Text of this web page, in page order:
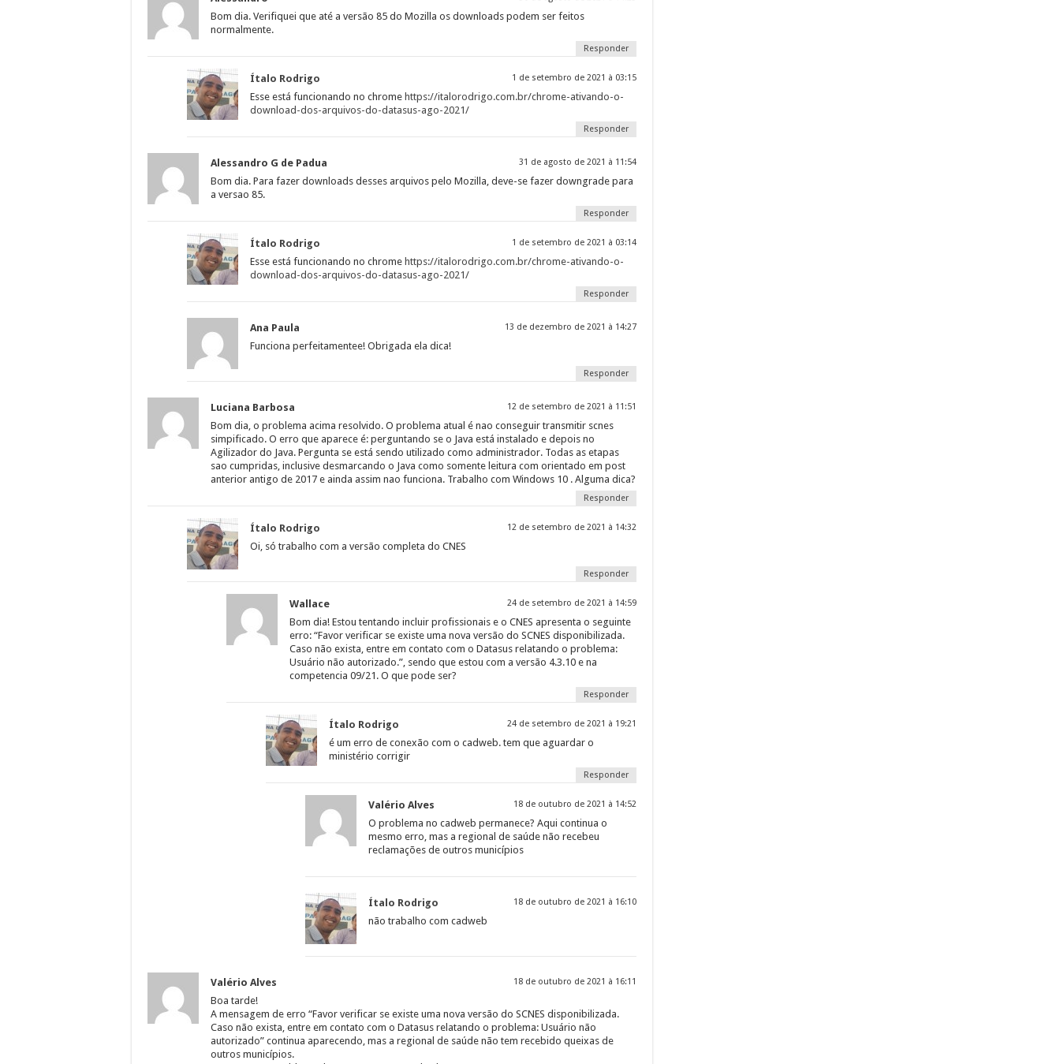
Bom dia. Verifiquei que até a versão 85 do Mozilla os downloads podem ser feitos
normalmente.
Responder
Ítalo Rodrigo 1 de setembro de 2021 à 03:15
Esse está funcionando no chrome https://italorodrigo.com.br/chrome-ativando-o-
download-dos-arquivos-do-datasus-ago-2021/
Responder
Alessandro G de Padua 31 de agosto de 2021 à 11:54
Bom dia. Para fazer downloads desses arquivos pelo Mozilla, deve-se fazer downgrade para
a versao 85.
Responder
Ítalo Rodrigo 1 de setembro de 2021 à 03:14
Esse está funcionando no chrome https://italorodrigo.com.br/chrome-ativando-o-
download-dos-arquivos-do-datasus-ago-2021/
Responder
Ana Paula 13 de dezembro de 2021 à 14:27
Funciona perfeitamentee! Obrigada ela dica!
Responder
Luciana Barbosa 12 de setembro de 2021 à 11:51
Bom dia, o problema acima resolvido. O problema atual é nao conseguir transmitir scnes
simpificado. O erro que aparece é: perguntando se o Java está instalado e depois no
Agilizador do Java. Pergunta se está sendo utilizado como administrador. Todas as etapas
sao cumpridas, inclusive desmarcando o Java como somente leitura com orientado em post
anterior antigo de 2017 e ainda assim nao funciona. Trabalho com Windows 10 . Alguma dica?
Responder
Ítalo Rodrigo 12 de setembro de 2021 à 14:32
Oi, só trabalho com a versão completa do CNES
Responder
Wallace 24 de setembro de 2021 à 14:59
Bom dia! Estou tentando incluir profissionais e o CNES apresenta o seguinte
erro: “Favor verificar se existe uma nova versão do SCNES disponibilizada.
Caso não exista, entre em contato com o Datasus relatando o problema:
Usuário não autorizado.”, sendo que estou com a versão 4.3.10 e na
competencia 09/21. O que pode ser?
Responder
Ítalo Rodrigo 24 de setembro de 2021 à 19:21
é um erro de conexão com o cadweb. tem que aguardar o
ministério corrigir
Responder
Valério Alves 18 de outubro de 2021 à 14:52
O problema no cadweb permanece? Aqui continua o
mesmo erro, mas a regional de saúde não recebeu
reclamações de outros municípios
Ítalo Rodrigo 18 de outubro de 2021 à 16:10
não trabalho com cadweb
Valério Alves 18 de outubro de 2021 à 16:11
Boa tarde!
A mensagem de erro “Favor verificar se existe uma nova versão do SCNES disponibilizada.
Caso não exista, entre em contato com o Datasus relatando o problema: Usuário não
autorizado” continua aparecendo, mas a regional de saúde não tem recebido queixas de
outros municípios.